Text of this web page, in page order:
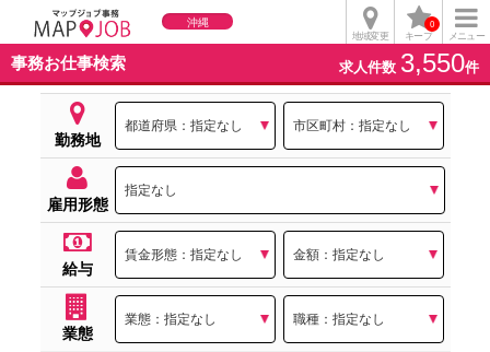
沖縄
メニュー
キープ
0
地域変更
事務お仕事検索 求人件数 3,550件
勤務地
雇用形態
給与
業態